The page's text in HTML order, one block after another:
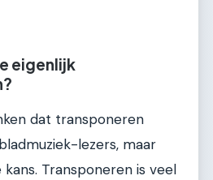
eigenlijk
dat transponeren
lezers, maar
Transponeren is veel